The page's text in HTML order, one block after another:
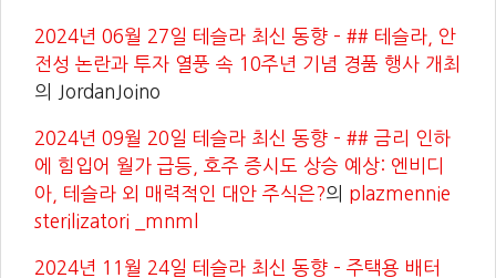
2024년 06월 27일 테슬라 최신 동향 – ## 테슬라, 안
전성 논란과 투자 열풍 속 10주년 기념 경품 행사 개최
의
JordanJoino
2024년 09월 20일 테슬라 최신 동향 – ## 금리 인하
에 힘입어 월가 급등, 호주 증시도 상승 예상: 엔비디
아, 테슬라 외 매력적인 대안 주식은?의 plazmennie
sterilizatori _mnml
2024년 11월 24일 테슬라 최신 동향 – 주택용 배터